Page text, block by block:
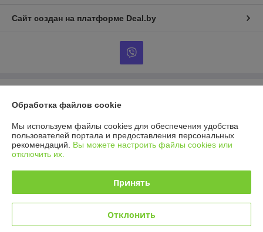
Сайт создан на платформе Deal.by
220090, г.Минск, ул.Олешева, 14
Регистрационный номер ЕГР: 192285339
Регистрационный орган: Мингорисполком
Местонахождение книги жалоб и предложений: г. Минск, ул. Олешева,
14-320
Обработка файлов cookie
Мы используем файлы cookies для обеспечения удобства
пользователей портала и предоставления персональных
рекомендаций. Вы можете настроить файлы cookies или
отключить их.
Принять
Отклонить